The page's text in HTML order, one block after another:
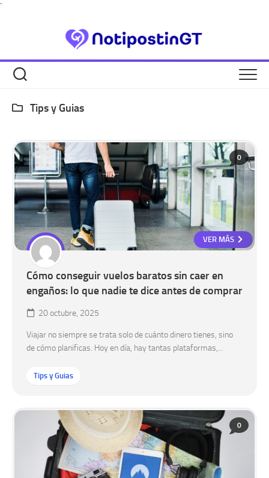
`Skip
Tips y Guias
0
VER MÁS
Cómo conseguir vuelos baratos sin caer en
engaños: lo que nadie te dice antes de comprar
20 octubre, 2025
Viajar no siempre se trata solo de cuánto dinero tienes, sino
de cómo planificas. Hoy en día, hay tantas plataformas,...
Tips y Guias
0